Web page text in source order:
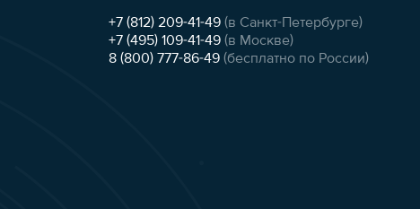
+7 (812) 209-41-49 (в Санкт-Петербурге)
+7 (495) 109-41-49 (в Москве)
8 (800) 777-86-49 (бесплатно по России)